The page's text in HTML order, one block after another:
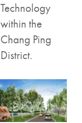
Technology
within the
Chang Ping
District.